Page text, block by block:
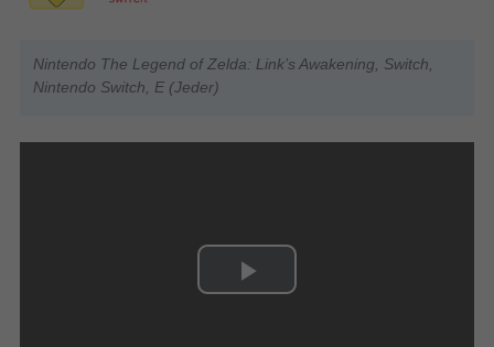
Nintendo The Legend of Zelda: Link’s Awakening, Switch,
Nintendo Switch, E (Jeder)
Play